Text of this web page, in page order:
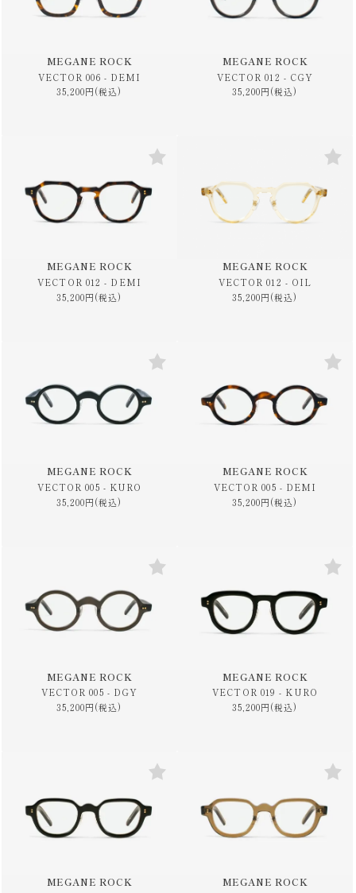
MEGANE ROCK
VECTOR 006 - DEMI
35,200円(税込)
MEGANE ROCK
VECTOR 012 - CGY
35,200円(税込)
MEGANE ROCK
VECTOR 012 - DEMI
35,200円(税込)
MEGANE ROCK
VECTOR 012 - OIL
35,200円(税込)
MEGANE ROCK
VECTOR 005 - KURO
35,200円(税込)
MEGANE ROCK
VECTOR 005 - DEMI
35,200円(税込)
MEGANE ROCK
VECTOR 005 - DGY
35,200円(税込)
MEGANE ROCK
VECTOR 019 - KURO
35,200円(税込)
MEGANE ROCK MEGANE ROCK